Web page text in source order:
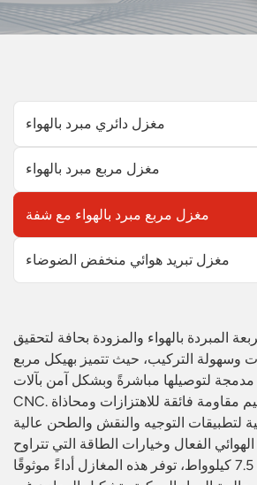
مغزل دائري مبرد بالهواء
مغزل مربع مبرد بالهواء
مغزل مربع مبرد بالهواء مع شفة
مغزل تبريد هوائي منخفض الضوضاء
المبردة بالهواء والمزودة بحافة لتحقيق
وسهولة التركيب، حيث تتميز بهيكل مربع
لتوصيلها مباشرةً وبشكل آمن بآلات
CNC. يضمن هذا التصميم مقاومة فائقة للاهتزازات ومحاذاة
لتطبيقات التوجيه والنقش والطحن عالية
الفعال وخيارات الطاقة التي تتراوح
من 2.2 كيلوواط إلى 7.5 كيلوواط، توفر هذه المغازل أداءً موثوقًا